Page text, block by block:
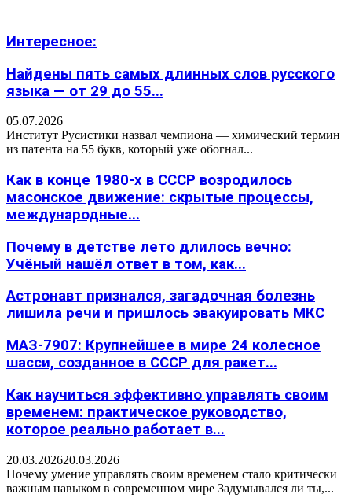
Интересное:
Найдены пять самых длинных слов русского
языка — от 29 до 55...
05.07.2026
Институт Русистики назвал чемпиона — химический термин
из патента на 55 букв, который уже обогнал...
Как в конце 1980-х в СССР возродилось
масонское движение: скрытые процессы,
международные...
Почему в детстве лето длилось вечно:
Учёный нашёл ответ в том, как...
Астронавт признался, загадочная болезнь
лишила речи и пришлось эвакуировать МКС
МАЗ-7907: Крупнейшее в мире 24 колесное
шасси, созданное в СССР для ракет...
Как научиться эффективно управлять своим
временем: практическое руководство,
которое реально работает в...
20.03.202620.03.2026
Почему умение управлять своим временем стало критически
важным навыком в современном мире Задумывался ли ты,...